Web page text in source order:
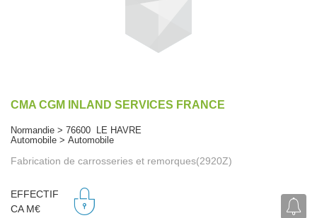
CMA CGM INLAND SERVICES FRANCE
Normandie > 76600 LE HAVRE
Automobile > Automobile
Fabrication de carrosseries et remorques(2920Z)
EFFECTIF
CA M€